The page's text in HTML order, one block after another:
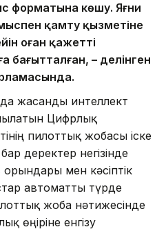
форматына көшу. Яғни
қамту қызметіне
оған қажетті
бағытталған, – делінген
жасанды интеллект
Цифрлық
пилоттық жобасы іске
деректер негізінде
мен кәсіптік
автоматты түрде
жоба нәтижесінде
өңіріне енгізу